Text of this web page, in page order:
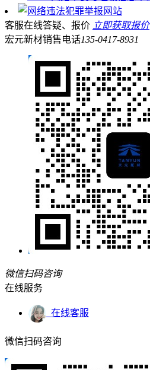
客服在线答疑、报价 立即获取报价
宏元新材销售电话135-0417-8931
微信扫码咨询
在线服务
在线客服
微信扫码咨询